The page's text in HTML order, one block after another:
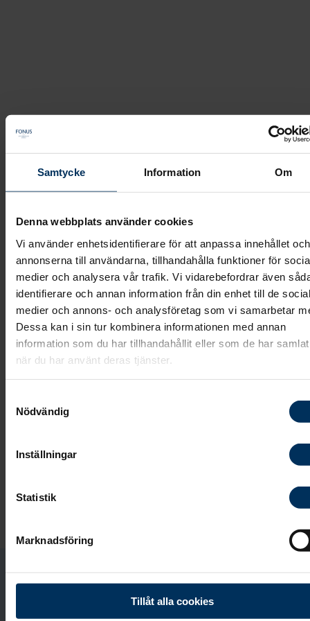
Samtycke Information Om
Denna webbplats använder cookies
Vi använder enhetsidentifierare för att anpassa innehållet och
annonserna till användarna, tillhandahålla funktioner för
medier och analysera vår trafik. Vi vidarebefordrar även
identifierare och annan information från din enhet till de
medier och annons- och analysföretag som vi samarbetar
Dessa kan i sin tur kombinera informationen med annan
information som du har tillhandahållit eller som de har
när du har använt deras tjänster.
Nödvändig
Inställningar
Statistik
Marknadsföring
Tillåt alla cookies
Cecilia Johansson
Kundrådgivare och Ceremonivärd
031-85 98 11
Jag träffar dig gärna här: